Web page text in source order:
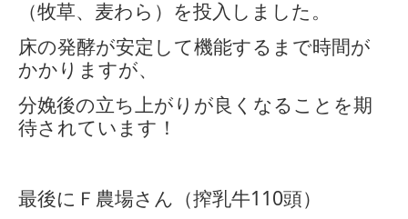
（牧草、麦わら）を投入しました。
床の発酵が安定して機能するまで時間が
かかりますが、
分娩後の立ち上がりが良くなることを期
待されています！
最後にＦ農場さん（搾乳牛110頭）